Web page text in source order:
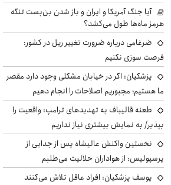
آیا جنگ آمریکا و ایران و باز شدن بن‌بست تنگه
هرمز ماه‌ها طول می‌کشد؟
ضرغامی درباره ضرورت تغییر ریل در کشور:
فرصت سوزی نکنیم
پزشکیان: اگر در خیابان مشکلی وجود دارد مقصر
ما هستیم؛ مجبوریم اصلاحات را انجام دهیم
طعنه قالیباف به تهدیدهای ترامپ: واقعیت را
بپذیر/ به نمایش بیشتری نیاز نداریم
نخستین واکنش عالیشاه پس از جدایی از
پرسپولیس: از هواداران حلالیت می‌طلبم
یوسف پزشکیان: افراد عاقل تلاش می‌کنند